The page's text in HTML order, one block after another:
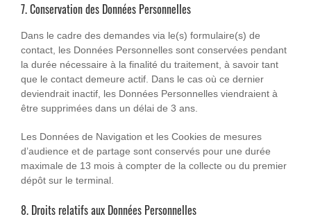
7. Conservation des Données Personnelles
Dans le cadre des demandes via le(s) formulaire(s) de
contact, les Données Personnelles sont conservées pendant
la durée nécessaire à la finalité du traitement, à savoir tant
que le contact demeure actif. Dans le cas où ce dernier
deviendrait inactif, les Données Personnelles viendraient à
être supprimées dans un délai de 3 ans.
Les Données de Navigation et les Cookies de mesures
d’audience et de partage sont conservés pour une durée
maximale de 13 mois à compter de la collecte ou du premier
dépôt sur le terminal.
8. Droits relatifs aux Données Personnelles